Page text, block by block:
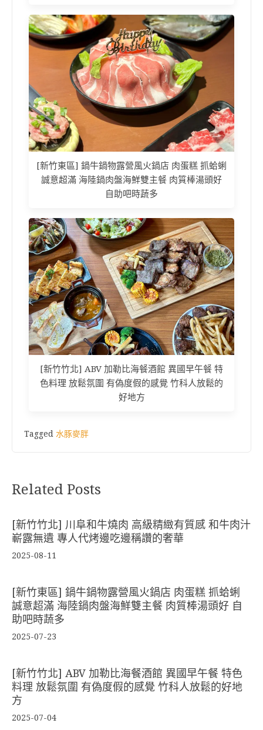
[新竹東區] 鍋牛鍋物露營風火鍋店 肉蛋糕 抓蛤蜊
誠意超滿 海陸鍋肉盤海鮮雙主餐 肉質棒湯頭好
自助吧時蔬多
[新竹竹北] ABV 加勒比海餐酒館 異國早午餐 特
色料理 放鬆氛圍 有偽度假的感覺 竹科人放鬆的
好地方
Tagged 水豚麥胖
Related Posts
[新竹竹北] 川阜和牛燒肉 高級精緻有質感 和牛肉汁
嶄露無遺 專人代烤邊吃邊稱讚的奢華
2025-08-11
[新竹東區] 鍋牛鍋物露營風火鍋店 肉蛋糕 抓蛤蜊
誠意超滿 海陸鍋肉盤海鮮雙主餐 肉質棒湯頭好 自
助吧時蔬多
2025-07-23
[新竹竹北] ABV 加勒比海餐酒館 異國早午餐 特色
料理 放鬆氛圍 有偽度假的感覺 竹科人放鬆的好地
方
2025-07-04